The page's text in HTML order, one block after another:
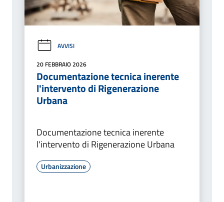
AVVISI
20 FEBBRAIO 2026
Documentazione tecnica inerente
l'intervento di Rigenerazione
Urbana
Documentazione tecnica inerente
l'intervento di Rigenerazione Urbana
Urbanizzazione